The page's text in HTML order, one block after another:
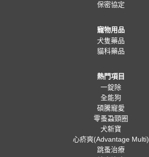
保密協定
寵物用品
犬隻藥品
貓科藥品
熱門項目
一錠除
全能狗
碩騰寵愛
零蚤蝨頸圈
犬新寶
心疥爽(Advantage Multi)
跳蚤治療